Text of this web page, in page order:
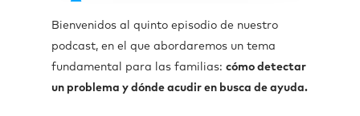
Bienvenidos al quinto episodio de nuestro
podcast, en el que abordaremos un tema
fundamental para las familias: cómo detectar
un problema y dónde acudir en busca de ayuda.